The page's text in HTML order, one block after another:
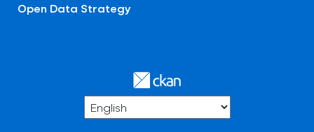
Open Data Strategy